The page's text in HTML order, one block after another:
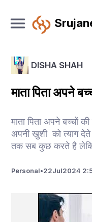
DISHA SHAH
माता पिता अपने
माता पिता अपने बच्चों
अपनी खुशी को त्याग देते
तक सब कुछ करते है
Personal•22Jul2024